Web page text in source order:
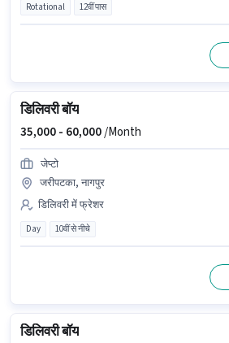
Rotational 12वीं पास
डिलिवरी बॉय
35,000 - 60,000/Month
जेप्टो
जरीपटका, नागपुर
डिलिवरी में फ्रेशर
Day 10वीं से नीचे
डिलिवरी बॉय